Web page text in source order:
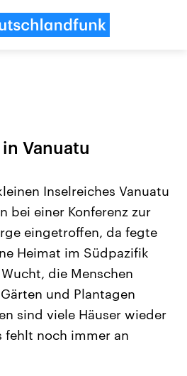
6.
aus
Berichte
USA
Aktuelle Beiträge,
Hintergründe
Wirtschaftlich und
gehören die Vereinigten
den mächtigsten Ländern
mit großem Einfluss auf
Vanuatu
Inselreiches Vanuatu
bei einer Konferenz zur
eingetroffen, da fegte
Heimat im Südpazifik
die Menschen
und Plantagen
sind viele Häuser wieder
fehlt noch immer an